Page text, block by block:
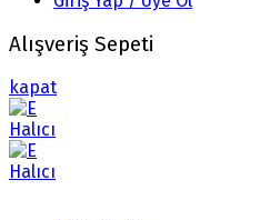
Alışveriş Sepeti
kapat